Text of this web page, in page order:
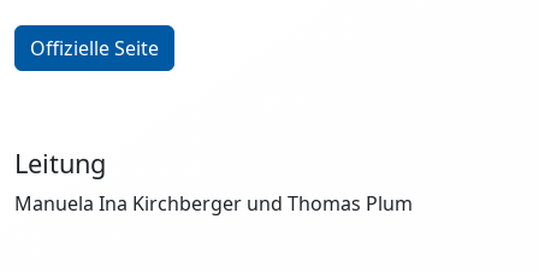
Offizielle Seite
Leitung
Manuela Ina Kirchberger und Thomas Plum